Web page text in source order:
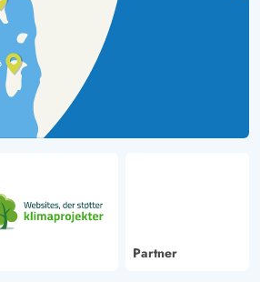
Partner